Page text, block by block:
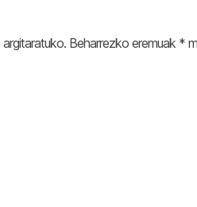
Beharrezko eremuak *